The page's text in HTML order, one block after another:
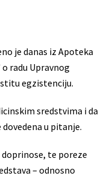
je danas iz Apoteka
radu Upravnog
egzistenciju.
sredstvima i da
u pitanje.
doprinose, te poreze
– odnosno